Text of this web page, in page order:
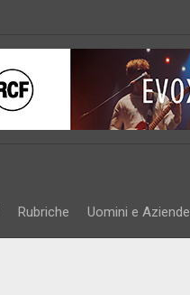
Rubriche Uomini e Aziende